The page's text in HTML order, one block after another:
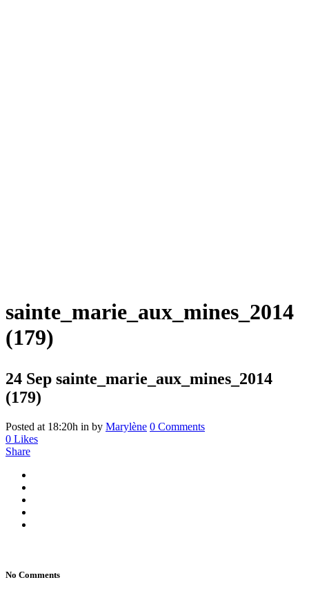
sainte_marie_aux_mines_2014
(179)
24 Sep sainte_marie_aux_mines_2014
(179)
Posted at 18:20h in by Marylène 0 Comments
0 Likes
Share
No Comments